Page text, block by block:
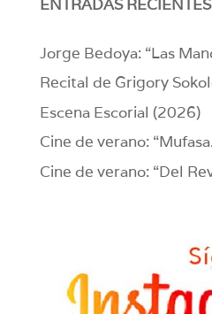
ENTRADAS RECIENTES
Jorge Bedoya: “Las
Recital de Grigory
Escena Escorial (2026)
Cine de verano:
Cine de verano: “Del